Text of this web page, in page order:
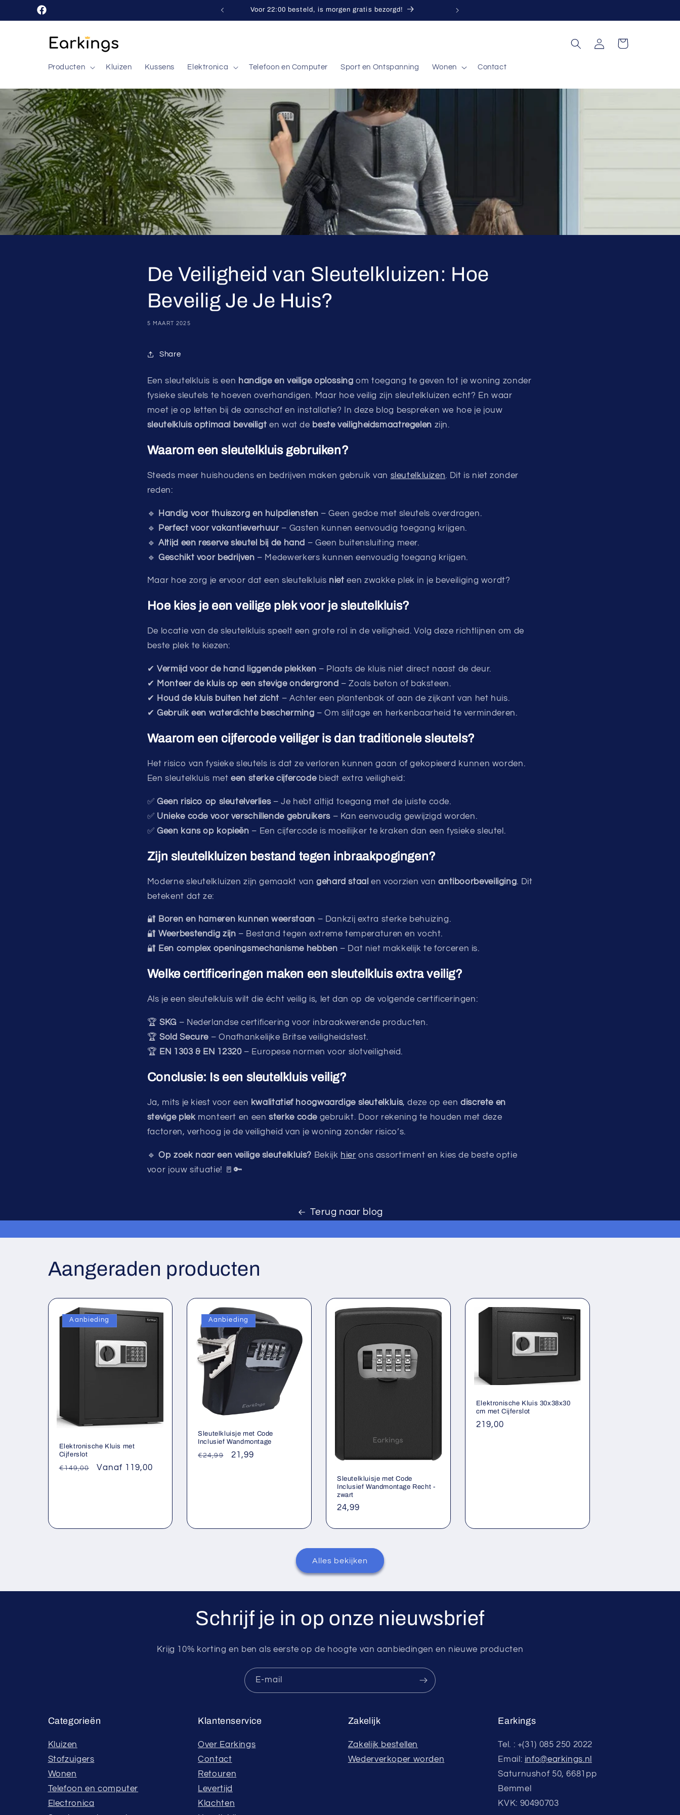
naar de
content
Facebook
Voor 22:00 besteld, is morgen gratis bezorgd!
Producten Kluizen Kussens Elektronica Telefoon en Computer Sport en Ontspanning Wonen Contact
InloggenWinkelwagen
De Veiligheid van Sleutelkluizen: Hoe
Beveilig Je Je Huis?
5 MAART 2025
Share
Een sleutelkluis is een handige en veilige oplossing om toegang te geven tot je woning zonder
fysieke sleutels te hoeven overhandigen. Maar hoe veilig zijn sleutelkluizen echt? En waar
moet je op letten bij de aanschaf en installatie? In deze blog bespreken we hoe je jouw
sleutelkluis optimaal beveiligt en wat de beste veiligheidsmaatregelen zijn.
Waarom een sleutelkluis gebruiken?
Steeds meer huishoudens en bedrijven maken gebruik van sleutelkluizen. Dit is niet zonder
reden:
🔹 Handig voor thuiszorg en hulpdiensten – Geen gedoe met sleutels overdragen.
🔹
Perfect voor vakantieverhuur– Gasten kunnen eenvoudig toegang krijgen.
🔹Altijd een reserve sleutel bij de hand – Geen buitensluiting meer.
🔹Geschikt voor bedrijven – Medewerkers kunnen eenvoudig toegang krijgen.
Maar hoe zorg je ervoor dat een sleutelkluis niet een zwakke plek in je beveiliging wordt?
Hoe kies je een veilige plek voor je sleutelkluis?
De locatie van de sleutelkluis speelt een grote rol in de veiligheid. Volg deze richtlijnen om de
beste plek te kiezen:
✔Vermijd voor de hand liggende plekken – Plaats de kluis niet direct naast de deur.
✔ Monteer de kluis op een stevige ondergrond – Zoals beton of baksteen.
✔ Houd de kluis buiten het zicht – Achter een plantenbak of aan de zijkant van het huis.
✔Gebruik een waterdichte bescherming – Om slijtage en herkenbaarheid te verminderen.
Waarom een cijfercode veiliger is dan traditionele sleutels?
Het risico van fysieke sleutels is dat ze verloren kunnen gaan of gekopieerd kunnen worden.
Een sleutelkluis meteen sterke cijfercodebiedt extra veiligheid:
✅Geen risico op sleutelverlies– Je hebt altijd toegang met de juiste code.
✅ Unieke code voor verschillende gebruikers– Kan eenvoudig gewijzigd worden.
✅Geen kans op kopieën – Een cijfercode is moeilijker te kraken dan een fysieke sleutel.
Zijn sleutelkluizen bestand tegen inbraakpogingen?
Moderne sleutelkluizen zijn gemaakt vangehard staal en voorzien vanantiboorbeveiliging. Dit
betekent dat ze:
🔐 Boren en hameren kunnen weerstaan – Dankzij extra sterke behuizing.
🔐Weerbestendig zijn – Bestand tegen extreme temperaturen en vocht.
🔐 Een complex openingsmechanisme hebben – Dat niet makkelijk te forceren is.
Welke certificeringen maken een sleutelkluis extra veilig?
Als je een sleutelkluis wilt die écht veilig is, let dan op de volgende certificeringen:
🏆SKG – Nederlandse certificering voor inbraakwerende producten.
🏆Sold Secure – Onafhankelijke Britse veiligheidstest.
🏆 EN 1303 & EN 12320– Europese normen voor slotveiligheid.
Conclusie: Is een sleutelkluis veilig?
Ja, mits je kiest voor een kwalitatief hoogwaardige sleutelkluis, deze op een discrete en
stevige plekmonteert en eensterke code gebruikt. Door rekening te houden met deze
factoren, verhoog je de veiligheid van je woning zonder risico’s.
🔹Op zoek naar een veilige sleutelkluis? Bekijk hier ons assortiment en kies de beste optie
voor jouw situatie! 🚪🔑
Terug naar blog
Aangeraden producten
Aanbieding
Elektronische Kluis met
Cijferslot
Normale
€149,00 Aanbiedingsprijs
Vanaf 119,00
Aanbieding
Sleutelkluisje met Code
Inclusief Wandmontage
Normale
€24,99 Aanbiedingsprijs
21,99
Sleutelkluisje met Code
Inclusief Wandmontage Recht -
zwart
Normale
24,99
Elektronische Kluis 30x38x30
cm met Cijferslot
Normale
219,00
Alles bekijken
Schrijf je in op onze nieuwsbrief
Krijg 10% korting en ben als eerste op de hoogte van aanbiedingen en nieuwe producten
E‑mail
Categorieën
Kluizen
Stofzuigers
Wonen
Telefoon en computer
Electronica
Klantenservice
Over Earkings
Contact
Retouren
Levertijd
Klachten
Zakelijk
Zakelijk bestellen
Wederverkoper worden
Earkings
Tel. : +(31) 085 250 2022
Email: info@earkings.nl
Saturnushof 50, 6681pp
Bemmel
KVK: 90490703